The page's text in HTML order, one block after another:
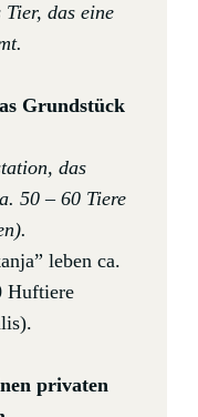
das eine
Grundstück
das
50 – 60 Tiere
leben ca.
Huftiere
privaten